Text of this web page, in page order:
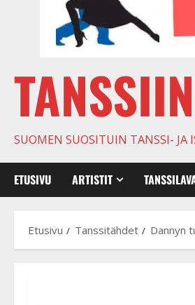
SUOMEN SUOSITUIN TANSSI- JA
ETUSIVU ARTISTIT
Etusivu Tanssitähdet Dannyn